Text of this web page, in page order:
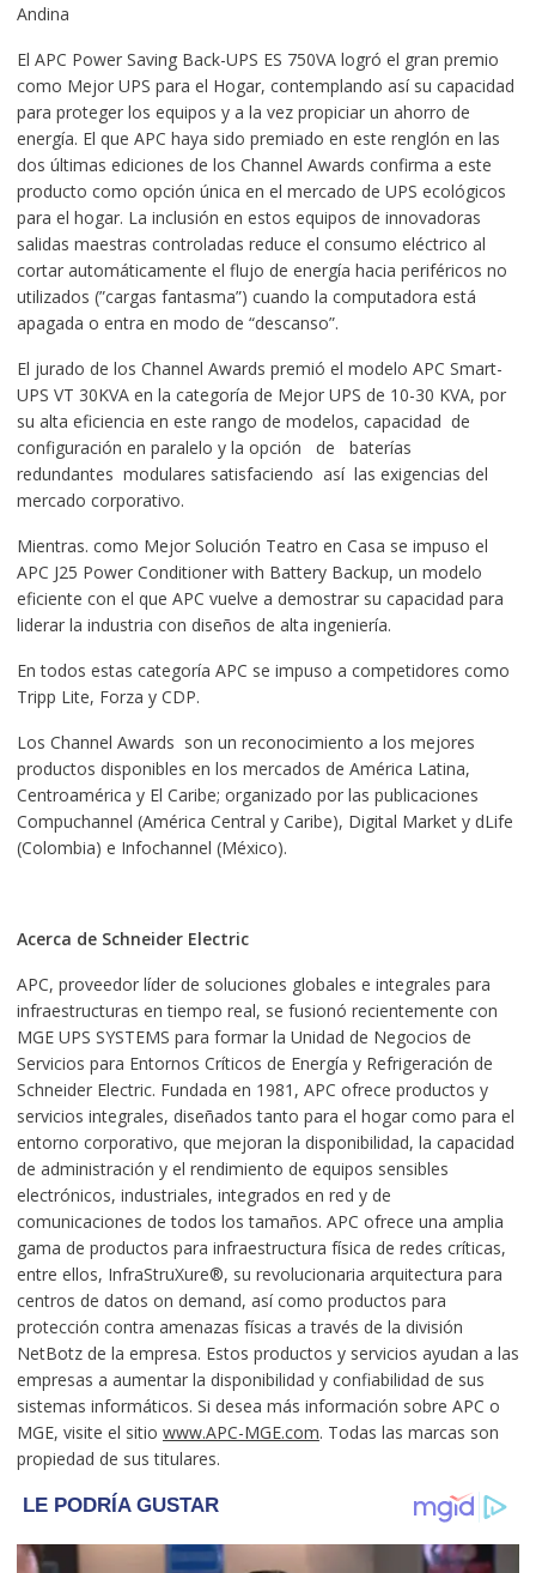
Andina
El APC Power Saving Back-UPS ES 750VA logró el gran premio
como Mejor UPS para el Hogar, contemplando así su capacidad
para proteger los equipos y a la vez propiciar un ahorro de
energía. El que APC haya sido premiado en este renglón en las
dos últimas ediciones de los Channel Awards confirma a este
producto como opción única en el mercado de UPS ecológicos
para el hogar. La inclusión en estos equipos de innovadoras
salidas maestras controladas reduce el consumo eléctrico al
cortar automáticamente el flujo de energía hacia periféricos no
utilizados (”cargas fantasma”) cuando la computadora está
apagada o entra en modo de “descanso”.
El jurado de los Channel Awards premió el modelo APC Smart-
UPS VT 30KVA en la categoría de Mejor UPS de 10-30 KVA, por
su alta eficiencia en este rango de modelos, capacidad de
configuración en paralelo y la opción de baterías
redundantes modulares satisfaciendo así las exigencias del
mercado corporativo.
Mientras. como Mejor Solución Teatro en Casa se impuso el
APC J25 Power Conditioner with Battery Backup, un modelo
eficiente con el que APC vuelve a demostrar su capacidad para
liderar la industria con diseños de alta ingeniería.
En todos estas categoría APC se impuso a competidores como
Tripp Lite, Forza y CDP.
Los Channel Awards son un reconocimiento a los mejores
productos disponibles en los mercados de América Latina,
Centroamérica y El Caribe; organizado por las publicaciones
Compuchannel (América Central y Caribe), Digital Market y dLife
(Colombia) e Infochannel (México).
Acerca de Schneider Electric
APC, proveedor líder de soluciones globales e integrales para
infraestructuras en tiempo real, se fusionó recientemente con
MGE UPS SYSTEMS para formar la Unidad de Negocios de
Servicios para Entornos Críticos de Energía y Refrigeración de
Schneider Electric. Fundada en 1981, APC ofrece productos y
servicios integrales, diseñados tanto para el hogar como para el
entorno corporativo, que mejoran la disponibilidad, la capacidad
de administración y el rendimiento de equipos sensibles
electrónicos, industriales, integrados en red y de
comunicaciones de todos los tamaños. APC ofrece una amplia
gama de productos para infraestructura física de redes críticas,
entre ellos, InfraStruXure®, su revolucionaria arquitectura para
centros de datos on demand, así como productos para
protección contra amenazas físicas a través de la división
NetBotz de la empresa. Estos productos y servicios ayudan a las
empresas a aumentar la disponibilidad y confiabilidad de sus
sistemas informáticos. Si desea más información sobre APC o
MGE, visite el sitio www.APC-MGE.com. Todas las marcas son
propiedad de sus titulares.